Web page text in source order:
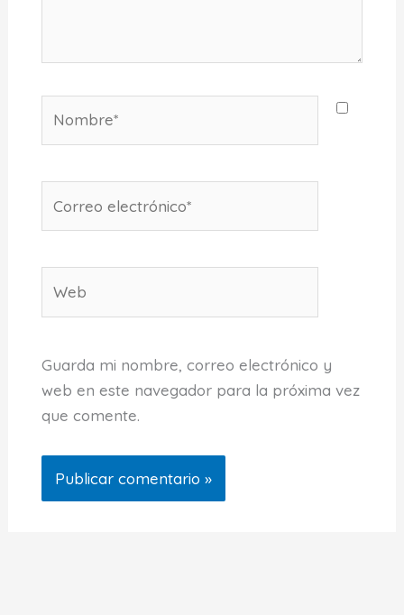
electrónico*
Guarda mi nombre, correo electrónico y
web en este navegador para la próxima vez
que comente.